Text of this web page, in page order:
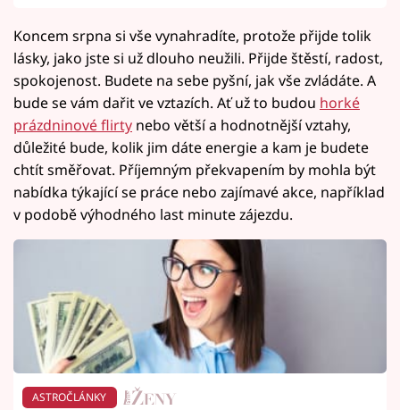
Koncem srpna si vše vynahradíte, protože přijde tolik
lásky, jako jste si už dlouho neužili. Přijde štěstí, radost,
spokojenost. Budete na sebe pyšní, jak vše zvládáte. A
bude se vám dařit ve vztazích. Ať už to budou horké
prázdninové flirty nebo větší a hodnotnější vztahy,
důležité bude, kolik jim dáte energie a kam je budete
chtít směřovat. Příjemným překvapením by mohla být
nabídka týkající se práce nebo zajímavé akce, například
v podobě výhodného last minute zájezdu.
ASTROČLÁNKY